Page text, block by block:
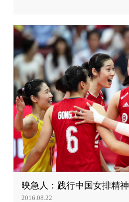
映急人：践行中国女排精神
2016.08.22